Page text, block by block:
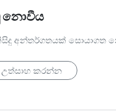
නොවීය
අන්තර්ගතයක් සොයාගත
උත්සාහ කරන්න